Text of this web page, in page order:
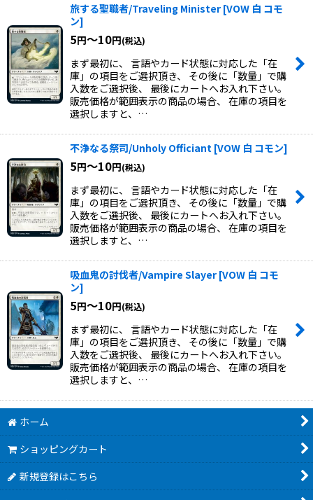
旅する聖職者/Traveling Minister [VOW 白 コモ
ン]
5円～10円(税込)
まず最初に、 言語やカード状態に対応した「在
庫」の項目をご選択頂き、 その後に「数量」で購
入数をご選択後、 最後にカートへお入れ下さい。
販売価格が範囲表示の商品の場合、 在庫の項目を
選択しますと、…
不浄なる祭司/Unholy Officiant [VOW 白 コモン]
5円～10円(税込)
まず最初に、 言語やカード状態に対応した「在
庫」の項目をご選択頂き、 その後に「数量」で購
入数をご選択後、 最後にカートへお入れ下さい。
販売価格が範囲表示の商品の場合、 在庫の項目を
選択しますと、…
吸血鬼の討伐者/Vampire Slayer [VOW 白 コモ
ン]
5円～10円(税込)
まず最初に、 言語やカード状態に対応した「在
庫」の項目をご選択頂き、 その後に「数量」で購
入数をご選択後、 最後にカートへお入れ下さい。
販売価格が範囲表示の商品の場合、 在庫の項目を
選択しますと、…
ホーム
ショッピングカート
新規登録はこちら